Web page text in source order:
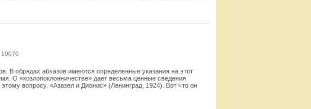
Смотреть
В обрядах абхазов имеются определен­ные указания на этот
О «козлопоклонничестве» дает весьма ценные сведения
вопросу, «Азазел и Дионис» (Ленинград, 1924). Вот что он